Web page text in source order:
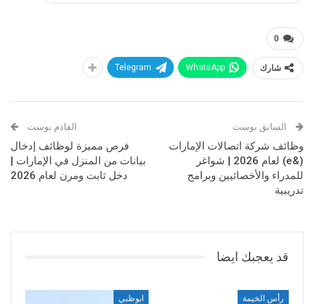
0
شارك WhatsApp
Telegram
السابق بوست
وظائف شركة اتصالات الإمارات
(&e) لعام 2026 | شواغر
للمدراء والأخصائيين وبرامج
تدريبية
القادم بوست
فرص مميزة لوظائف إدخال
بيانات من المنزل في الإمارات |
دخل ثابت ومرن لعام 2026
قد يعجبك ايضا
رأس الخيمة ابوظبي